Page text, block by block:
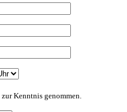
zur Kenntnis genommen.